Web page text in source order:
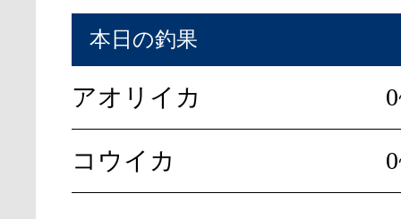
本日の釣果
アオリイカ
コウイカ